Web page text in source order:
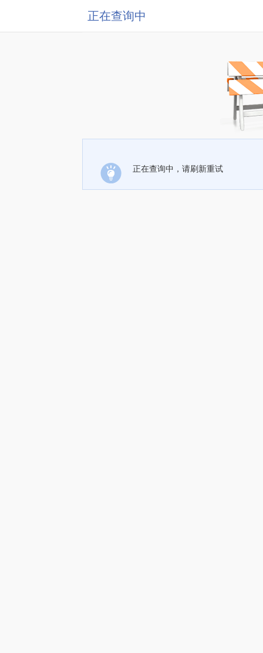
正在查询中
正在查询中，请刷新重试